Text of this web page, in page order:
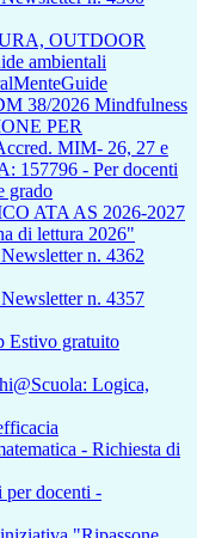
OUTDOOR
ambientali
38/2026 Mindfulness
PER
MIM- 26, 27 e
157796 - Per docenti
grado
ATA AS 2026-2027
di lettura 2026"
n. 4362
n. 4357
Estivo gratuito
Logica,
- Richiesta di
per docenti -